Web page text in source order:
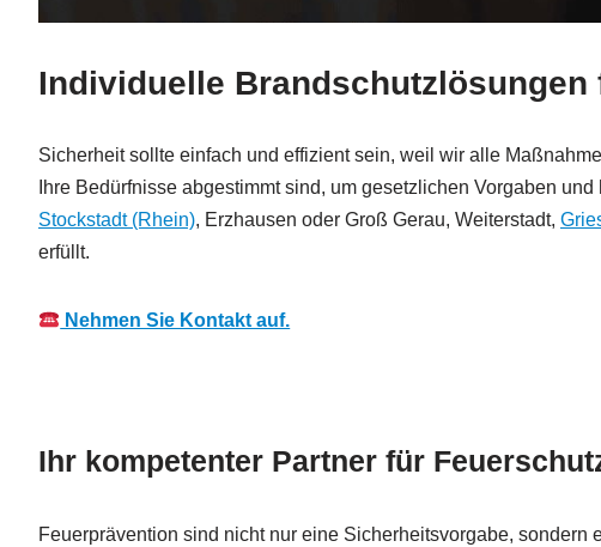
Individuelle
Sicherheit sollte einfach und effizient sein, weil wir alle
Ihre Bedürfnisse abgestimmt sind, um gesetzlichen Vorgaben
Stockstadt (Rhein), Erzhausen oder Groß Gerau, Weiterstadt,
erfüllt.
Nehmen Sie Kontakt auf.
Ihr kompetenter Partner für
Feuerprävention sind nicht nur eine Sicherheitsvorgabe,